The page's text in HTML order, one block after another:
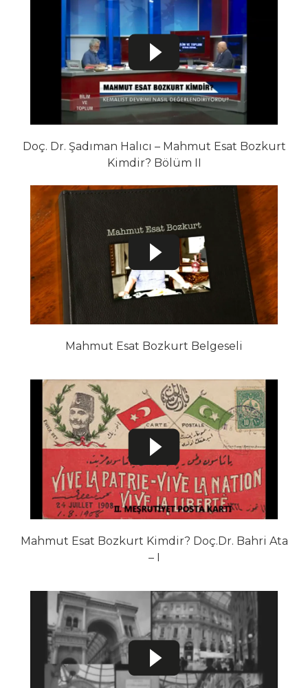
Doç. Dr. Şadıman Halıcı – Mahmut Esat Bozkurt
Kimdir? Bölüm II
Mahmut Esat Bozkurt Belgeseli
Mahmut Esat Bozkurt Kimdir? Doç.Dr. Bahri Ata
– I